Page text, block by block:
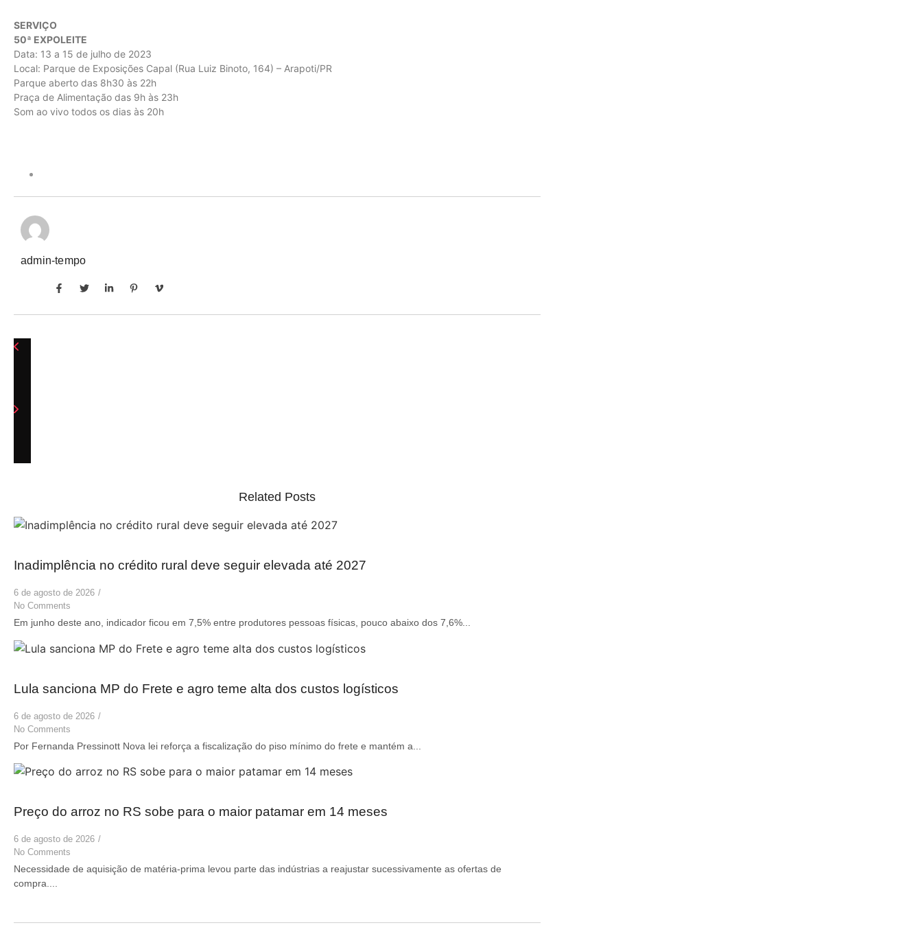
SERVIÇO
50ª EXPOLEITE
Data: 13 a 15 de julho de 2023
Local: Parque de Exposições Capal (Rua Luiz Binoto, 164) – Arapoti/PR
Parque aberto das 8h30 às 22h
Praça de Alimentação das 9h às 23h
Som ao vivo todos os dias às 20h
admin-tempo
Related Posts
Inadimplência no crédito rural deve seguir elevada até 2027
6 de agosto de 2026 /
No Comments
Em junho deste ano, indicador ficou em 7,5% entre produtores pessoas físicas, pouco abaixo dos 7,6%...
Lula sanciona MP do Frete e agro teme alta dos custos logísticos
6 de agosto de 2026 /
No Comments
Por Fernanda Pressinott Nova lei reforça a fiscalização do piso mínimo do frete e mantém a...
Preço do arroz no RS sobe para o maior patamar em 14 meses
6 de agosto de 2026 /
No Comments
Necessidade de aquisição de matéria-prima levou parte das indústrias a reajustar sucessivamente as ofertas de
compra....